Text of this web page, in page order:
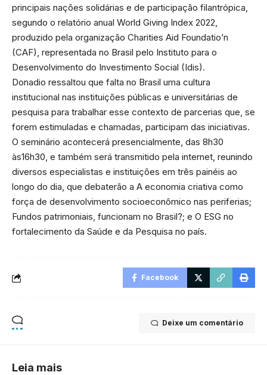
principais nações solidárias e de participação filantrópica,
segundo o relatório anual World Giving Index 2022,
produzido pela organização Charities Aid Foundatio’n
(CAF), representada no Brasil pelo Instituto para o
Desenvolvimento do Investimento Social (Idis).
Donadio ressaltou que falta no Brasil uma cultura
institucional nas instituições públicas e universitárias de
pesquisa para trabalhar esse contexto de parcerias que, se
forem estimuladas e chamadas, participam das iniciativas.
O seminário acontecerá presencialmente, das 8h30
às16h30, e também será transmitido pela internet, reunindo
diversos especialistas e instituições em três painéis ao
longo do dia, que debaterão a A economia criativa como
força de desenvolvimento socioeconômico nas periferias;
Fundos patrimoniais, funcionam no Brasil?; e O ESG no
fortalecimento da Saúde e da Pesquisa no país.
Facebook
Deixe um comentário
Leia mais